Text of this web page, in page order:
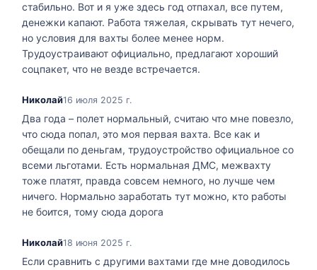
стабильно. Вот и я уже здесь год отпахал, все путем,
денежки капают. Работа тяжелая, скрывать тут нечего,
но условия для вахты более менее норм.
Трудоустраивают официально, предлагают хороший
соцпакет, что не везде встречается.
Николай16 июля 2025 г.
Два года – полет нормальный, считаю что мне повезло,
что сюда попал, это моя первая вахта. Все как и
обещали по деньгам, трудоустройство официальное со
всеми льготами. Есть нормальная ДМС, межвахту
тоже платят, правда совсем немного, но лучше чем
ничего. Нормально заработать тут можно, кто работы
не боится, тому сюда дорога
Николай18 июня 2025 г.
Если сравнить с другими вахтами где мне доводилось